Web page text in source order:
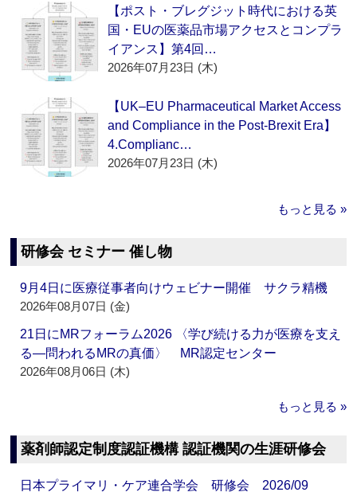
【ポスト・ブレグジット時代における英
国・EUの医薬品市場アクセスとコンプラ
イアンス】第4回…
2026年07月23日 (木)
【UK–EU Pharmaceutical Market Access
and Compliance in the Post-Brexit Era】
4.Complianc…
2026年07月23日 (木)
もっと見る »
研修会 セミナー 催し物
9月4日に医療従事者向けウェビナー開催 サクラ精機
2026年08月07日 (金)
21日にMRフォーラム2026 〈学び続ける力が医療を支え
る―問われるMRの真価〉 MR認定センター
2026年08月06日 (木)
もっと見る »
薬剤師認定制度認証機構 認証機関の生涯研修会
日本プライマリ・ケア連合学会 研修会 2026/09